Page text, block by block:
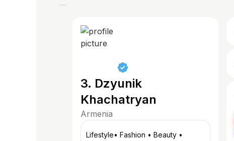
3. Dzyunik
Khachatryan
Armenia
Lifestyle• Fashion • Beauty •